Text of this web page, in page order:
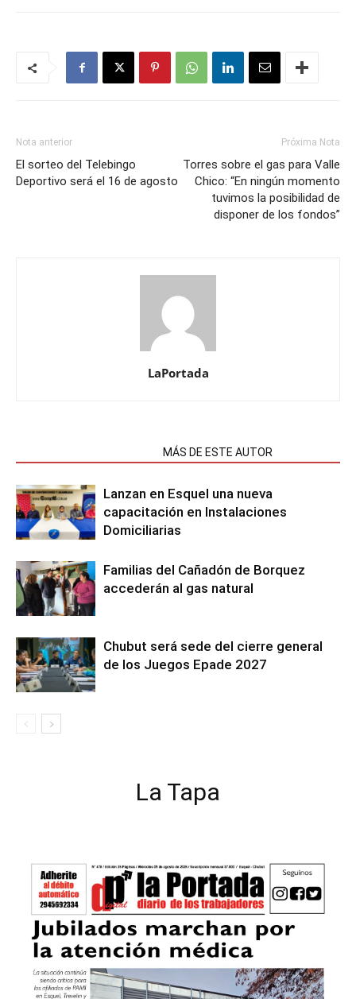
Nota anterior
El sorteo del Telebingo
Deportivo será el 16 de agosto
Próxima Nota
Torres sobre el gas para Valle
Chico: “En ningún momento
tuvimos la posibilidad de
disponer de los fondos”
LaPortada
MÁS DE ESTE AUTOR
Lanzan en Esquel una nueva
capacitación en Instalaciones
Domiciliarias
Familias del Cañadón de Borquez
accederán al gas natural
Chubut será sede del cierre general
de los Juegos Epade 2027
La Tapa